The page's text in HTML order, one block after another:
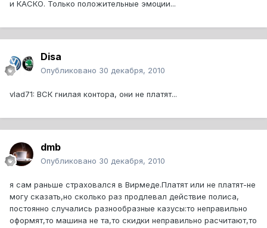
и КАСКО. Только положительные эмоции...
Disa
Опубликовано 30 декабря, 2010
vlad71: ВСК гнилая контора, они не платят...
dmb
Опубликовано 30 декабря, 2010
я сам раньше страховался в Вирмеде.Платят или не платят-не
могу сказать,но сколько раз продлевал действие полиса,
постоянно случались разнообразные казусы:то неправильно
оформят,то машина не та,то скидки неправильно расчитают,то